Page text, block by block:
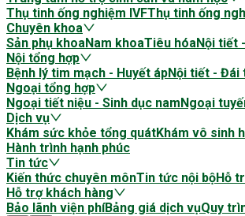
Thụ tinh ống nghiệm IVFThụ tinh ống
Chuyên khoa
Sản phụ khoaNam khoaTiêu hóaNội tiết
Nội tổng hợp
Bệnh lý tim mạch - Huyết ápNội tiết - Đái
Ngoại tổng hợp
Ngoại tiết niệu - Sinh dục namNgoại
Dịch vụ
Khám sức khỏe tổng quátKhám vô sinh
Hành trình hạnh phúc
Tin tức
Kiến thức chuyên mônTin tức nội bộHỗ
Hỗ trợ khách hàng
Bảo lãnh viện phíBảng giá dịch vụQuy